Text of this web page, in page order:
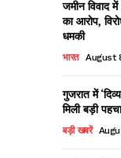
जमीन विवाद
का आरोप,
धमकी
भारत August
गुजरात में
मिली बड़ी
बड़ी खबरें